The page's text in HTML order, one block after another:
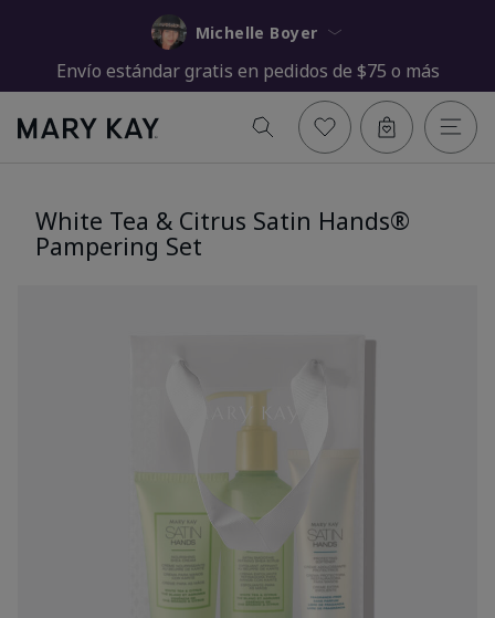
Michelle Boyer
Envío estándar gratis en pedidos de $75 o más
White Tea & Citrus Satin Hands®
Pampering Set